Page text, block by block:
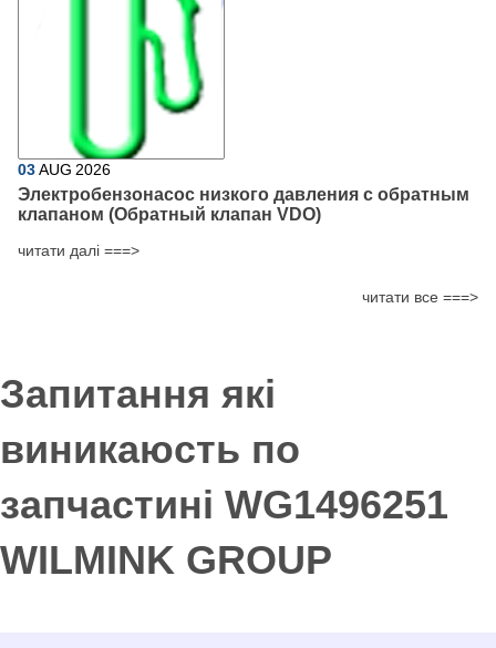
03AUG 2026
Электробензонасос низкого давления с обратным
клапаном (Обратный клапан VDO)
читати далі ===>
читати все ===>
Запитання які
виникаюсть по
запчастині WG1496251
WILMINK GROUP